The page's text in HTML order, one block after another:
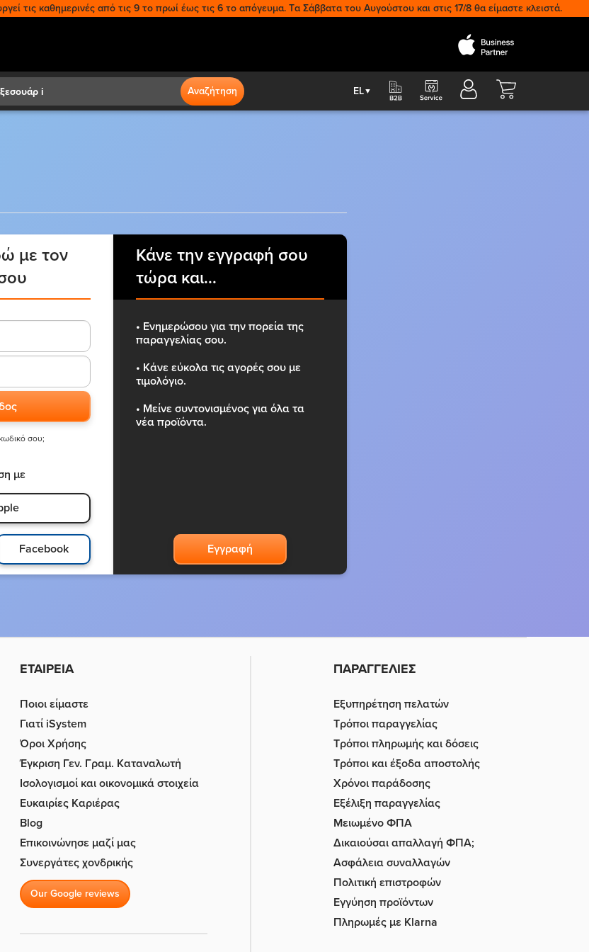
τις καθημερινές από τις 9 το πρωί έως τις 6 το απόγευμα. Tα Σάββατα του Αυγούστου και στις 17/8 θα είμαστε κλειστά.
Αναζήτηση EL▼ Cart
με τον
σου;
με
Facebook
Κάνε την εγγραφή σου
τώρα και...
• Ενημερώσου για την πορεία της
παραγγελίας σου.
• Κάνε εύκολα τις αγορές σου με
τιμολόγιο.
• Μείνε συντονισμένος για όλα τα
νέα προϊόντα.
Εγγραφή
ΕΤΑΙΡΕΙΑ
Ποιοι είμαστε
Γιατί iSystem
Όροι Χρήσης
Έγκριση Γεν. Γραμ. Καταναλωτή
Ισολογισμοί και οικονομικά στοιχεία
Ευκαιρίες Καριέρας
Blog
Επικοινώνησε μαζί μας
Συνεργάτες χονδρικής
Our Google reviews
ΠΑΡΑΓΓΕΛΙΕΣ
Εξυπηρέτηση πελατών
Τρόποι παραγγελίας
Τρόποι πληρωμής και δόσεις
Τρόποι και έξοδα αποστολής
Χρόνοι παράδοσης
Εξέλιξη παραγγελίας
Μειωμένο ΦΠΑ
Δικαιούσαι απαλλαγή ΦΠΑ;
Ασφάλεια συναλλαγών
Πολιτική επιστροφών
Εγγύηση προϊόντων
Πληρωμές με Klarna